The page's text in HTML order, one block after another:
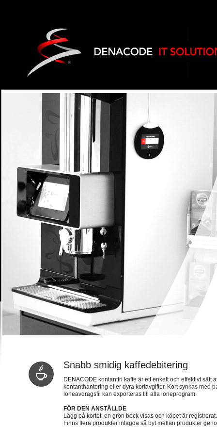
Snabb smidig kaffedebitering
DENACODE kontantfri kaffe är ett enkelt och effektivt sätt
kontanthantering eller dyra kortavgifter. Kort synkas med
löneavdragsfil kan exporteras till alla löneprogram.
FÖR DEN ANSTÄLLDE
Lägg på kortet, en grön bock visas och köpet är registrerat.
Finns flera produkter inlagda så byt mellan produkter